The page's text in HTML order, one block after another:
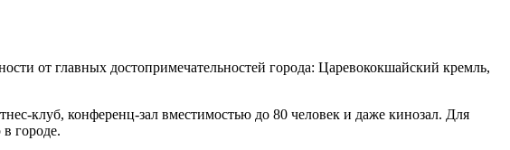
от главных достопримечательностей города: Царевококшайский кремль,
клуб, конференц-зал вместимостью до 80 человек и даже кинозал. Для
городе.